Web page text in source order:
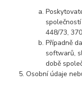
448/73,
Případně
softwarů,
době
Osobní údaje